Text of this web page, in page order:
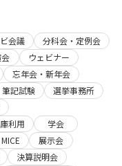
会議
分科会・定例会
ウェビナー
忘年会・新年会
筆記試験
選挙事務所
利用
学会
展示会
決算説明会